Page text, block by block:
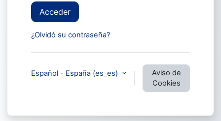
Acceder
¿Olvidó su contraseña?
Español - España ‎(es_es)‎
Aviso de
Cookies